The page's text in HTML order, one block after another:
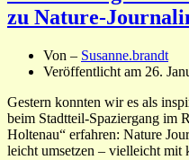
zu Nature-
Von – Susanne.brandt
Veröffentlicht am 26.
Gestern konnten wir es als
beim Stadtteil-Spaziergang im
Holtenau“ erfahren: Nature
leicht umsetzen – vielleicht mit